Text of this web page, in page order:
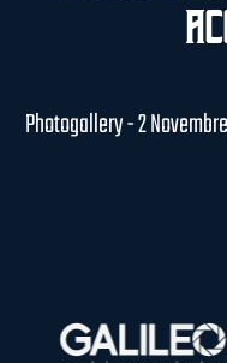
Photogallery - 2